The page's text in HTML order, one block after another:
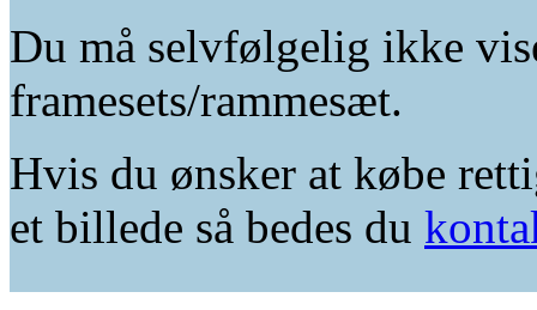
Du må selvfølgelig ikke
framesets/rammesæt.
Hvis du ønsker at købe
et billede så bedes du